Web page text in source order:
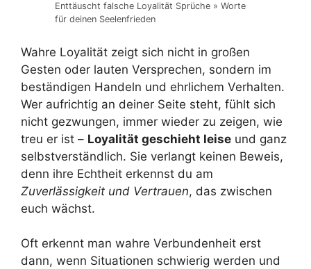
Enttäuscht falsche Loyalität Sprüche » Worte
für deinen Seelenfrieden
Wahre Loyalität zeigt sich nicht in großen
Gesten oder lauten Versprechen, sondern im
beständigen Handeln und ehrlichem Verhalten.
Wer aufrichtig an deiner Seite steht, fühlt sich
nicht gezwungen, immer wieder zu zeigen, wie
treu er ist – Loyalität geschieht leise und ganz
selbstverständlich. Sie verlangt keinen Beweis,
denn ihre Echtheit erkennst du am
Zuverlässigkeit und Vertrauen, das zwischen
euch wächst.
Oft erkennt man wahre Verbundenheit erst
dann, wenn Situationen schwierig werden und